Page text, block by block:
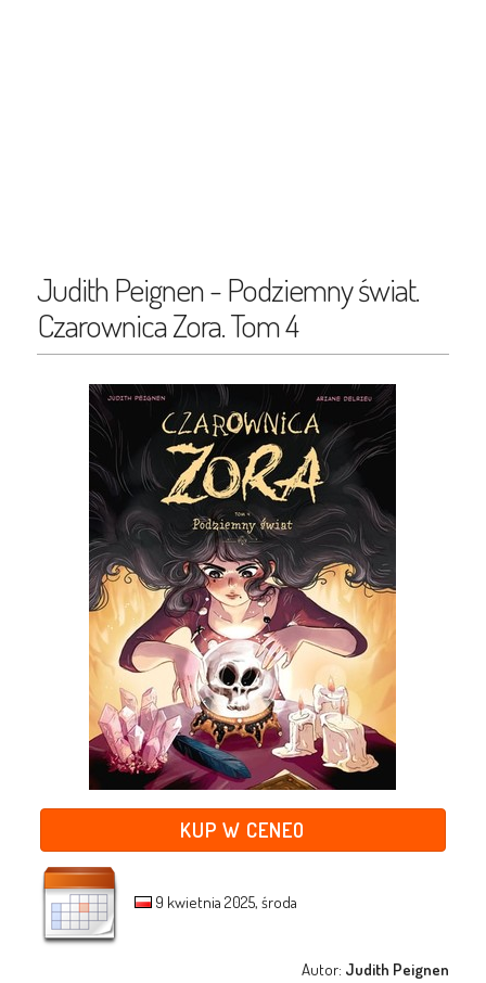
Judith Peignen - Podziemny świat.
Czarownica Zora. Tom 4
KUP W CENEO
9 kwietnia 2025, środa
Autor: Judith Peignen